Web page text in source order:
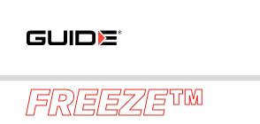
FREEZE™